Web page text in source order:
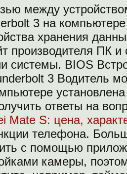
между
3 на
хранения
производителя ПК
системы. BIOS
3 Водитель
ответы на
Mate S: цена,
телефона.
с помощью
камеры,